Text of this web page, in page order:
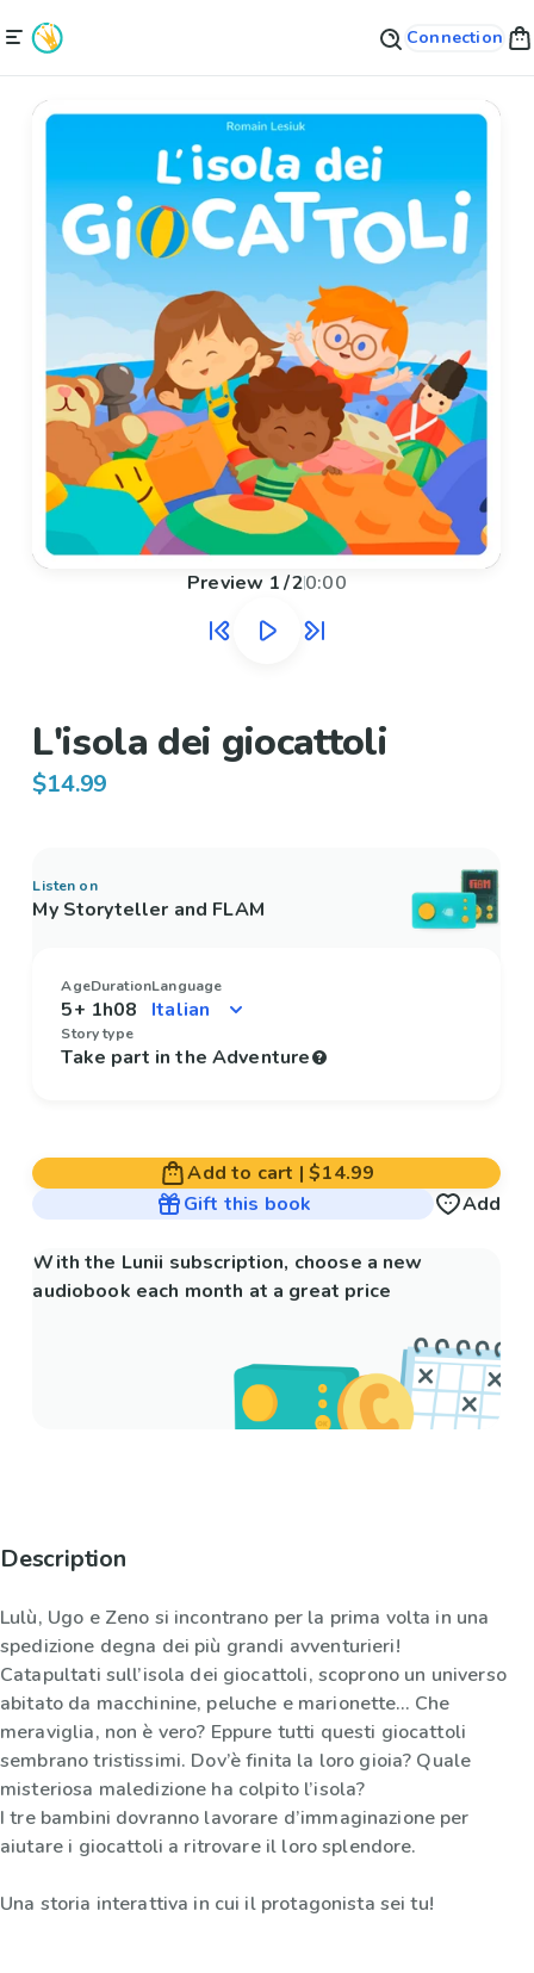
Connection
Preview 1/20:00
L'isola dei giocattoli
$14.99
Listen on
My Storyteller and FLAM
Age
5+
Duration
1h08
Language
Story type
Take part in the Adventure
Add to cart |$14.99
Gift this book
Add
With the Lunii subscription, choose a new
audiobook each month at a great price
Description
Lulù, Ugo e Zeno si incontrano per la prima volta in una
spedizione degna dei più grandi avventurieri!
Catapultati sull’isola dei giocattoli, scoprono un universo
abitato da macchinine, peluche e marionette… Che
meraviglia, non è vero? Eppure tutti questi giocattoli
sembrano tristissimi. Dov’è finita la loro gioia? Quale
misteriosa maledizione ha colpito l’isola?
I tre bambini dovranno lavorare d’immaginazione per
aiutare i giocattoli a ritrovare il loro splendore.
Una storia interattiva in cui il protagonista sei tu!